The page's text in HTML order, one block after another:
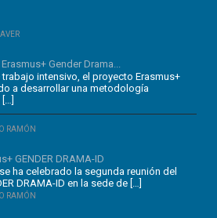
Gender Drama...
intensivo, el proyecto Erasmus+
a desarrollar una metodología
RAMÓN
GENDER DRAMA-ID
ha celebrado la segunda reunión del
DRAMA-ID en la sede de […]
RAMÓN